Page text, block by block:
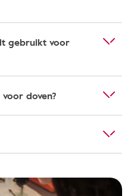
gebruikt voor
doven?